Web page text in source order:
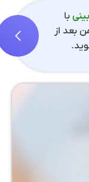
با
بعد از